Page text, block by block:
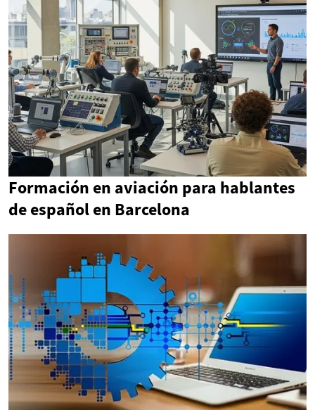
Formación en aviación para hablantes
de español en Barcelona